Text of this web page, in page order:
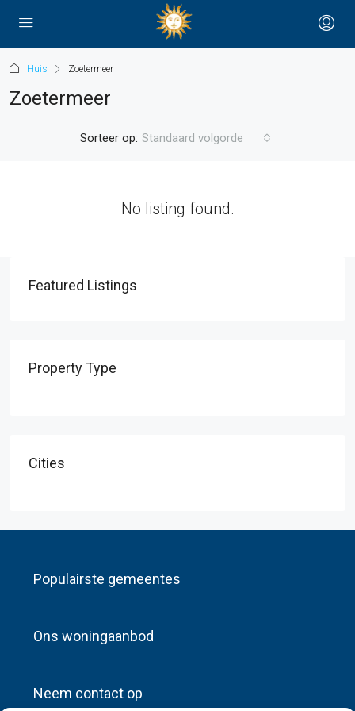
Huis Zoetermeer
Zoetermeer
Sorteer op: Standaard volgorde
No listing found.
Featured Listings
Property Type
Cities
Populairste gemeentes
Ons woningaanbod
Neem contact op